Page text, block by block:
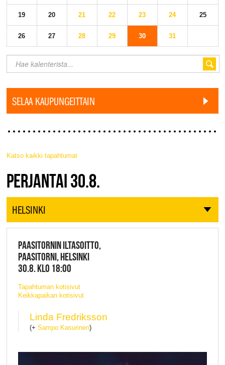
19 20 21 22 23 24 25
26 27 28 29 30 31
SELAA KAUPUNGEITTAIN
Katso kaikki tapahtumat
JAZZ FINLAND LIVE
PERJANTAI 30.8.
HELSINKI
PAASITORNIN ILTASOITTO,
PAASITORNI, HELSINKI
30.8. KLO 18:00
Tapahtuman kotisivut
Keikkapaikan kotisivut
Linda Fredriksson
(+ Sampo Kasurinen)